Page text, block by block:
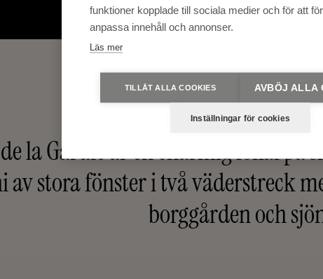
Slottets unika mötesrum
la Gardie är en charmig lokal på
av stora fönster i två väderstreck
borggården och
funktioner kopplade till sociala medier och för att
anpassa innehåll och annonser.
Läs mer
TILLÅT ALLA COOKIES AVBÖJ ALLA
Inställningar för cookies